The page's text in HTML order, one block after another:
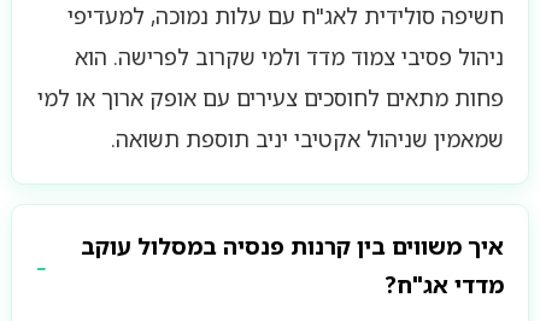
חשיפה סולידית לאג"ח עם עלות נמוכה, למעדיפי
ניהול פסיבי צמוד מדד ולמי שקרוב לפרישה. הוא
פחות מתאים לחוסכים צעירים עם אופק ארוך או למי
שמאמין שניהול אקטיבי יניב תוספת תשואה.
איך משווים בין קרנות פנסיה במסלול עוקב
מדדי אג"ח?